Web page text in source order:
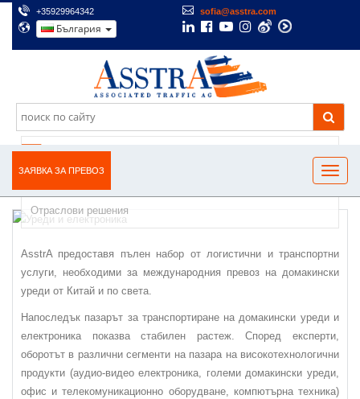
+35929964342 sofia@asstra.com
България
ЗАЯВКА ЗА ПРЕВОЗ
ПРЕВОЗ И ТРАНСПОРТИРАНЕ НА
ДОМАКИНСКИ УРЕДИ И ЕЛЕКТРОНИКА
Отраслови решения
AsstrA предоставя пълен набор от логистични и транспортни
услуги, необходими за международния превоз на домакински
уреди от Китай и по света.
Напоследък пазарът за транспортиране на домакински уреди и
електроника показва стабилен растеж. Според експерти,
оборотът в различни сегменти на пазара на високотехнологични
продукти (аудио-видео електроника, големи домакински уреди,
офис и телекомуникационно оборудване, компютърна техника)